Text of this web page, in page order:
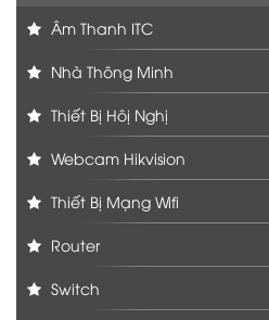
Âm Thanh ITC
Nhà Thông Minh
Thiết Bị Hôị Nghị
Webcam Hikvision
Thiết Bị Mạng Wifi
Router
Switch